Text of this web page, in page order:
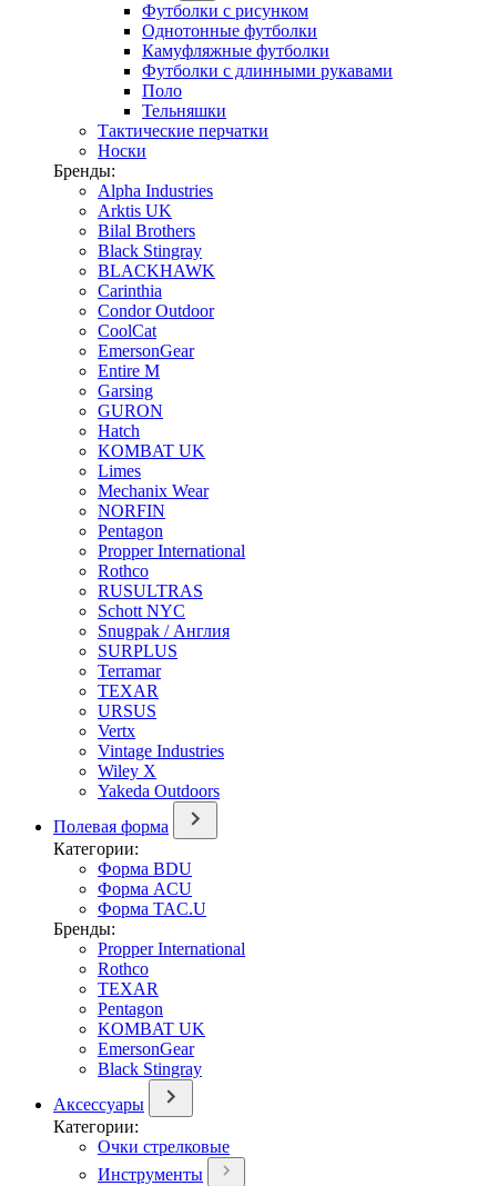
Футболки с рисунком
Однотонные футболки
Камуфляжные футболки
Футболки с длинными рукавами
Поло
Тельняшки
Тактические перчатки
Носки
Бренды:
Alpha Industries
Arktis UK
Bilal Brothers
Black Stingray
BLACKHAWK
Carinthia
Condor Outdoor
CoolCat
EmersonGear
Entire M
Garsing
GURON
Hatch
KOMBAT UK
Limes
Mechanix Wear
NORFIN
Pentagon
Propper International
Rothco
RUSULTRAS
Schott NYC
Snugpak / Англия
SURPLUS
Terramar
TEXAR
URSUS
Vertx
Vintage Industries
Wiley X
Yakeda Outdoors
Полевая форма
Категории:
Форма BDU
Форма ACU
Форма TAC.U
Бренды:
Propper International
Rothco
TEXAR
Pentagon
KOMBAT UK
EmersonGear
Black Stingray
Аксессуары
Категории:
Очки стрелковые
Инструменты